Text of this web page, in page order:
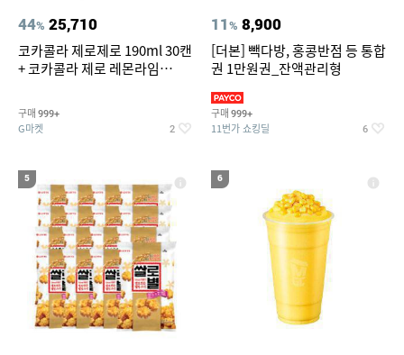
44% 25,710
코카콜라 제로제로 190ml 30캔
+ 코카콜라 제로 레몬라임
티커 세트
구매 999+
G마켓 2
11% 8,900
[더본] 빽다방, 홍콩반점 등 통합
권 1만원권_잔액관리형
구매 999+
11번가 쇼킹딜 6
5 6